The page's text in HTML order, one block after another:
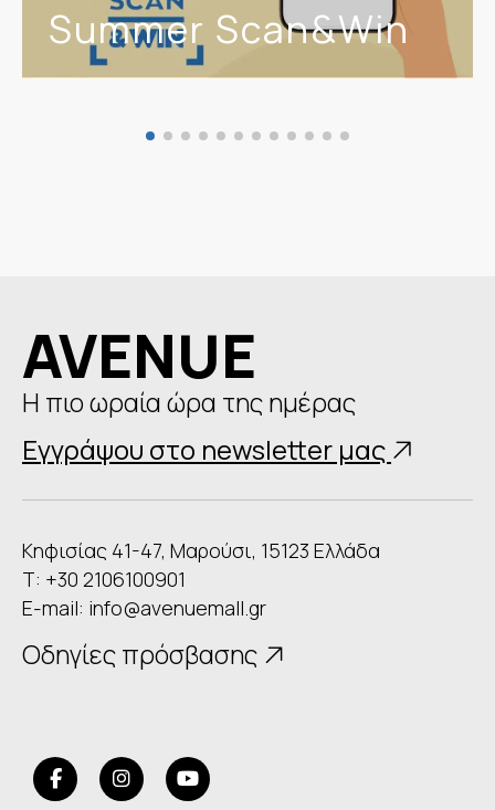
Summer Scan&Win
AVENUE
Η πιο ωραία ώρα της ημέρας
Εγγράψου στο newsletter μας
Κηφισίας 41-47, Μαρούσι, 15123 Ελλάδα
Τ: +30 2106100901
E-mail: info@avenuemall.gr
Οδηγίες πρόσβασης